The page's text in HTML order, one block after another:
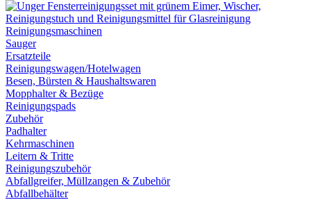
Reinigungsmaschinen
Sauger
Ersatzteile
Reinigungswagen/Hotelwagen
Besen, Bürsten & Haushaltswaren
Mopphalter & Bezüge
Reinigungspads
Zubehör
Padhalter
Kehrmaschinen
Leitern & Tritte
Reinigungszubehör
Abfallgreifer, Müllzangen & Zubehör
Abfallbehälter